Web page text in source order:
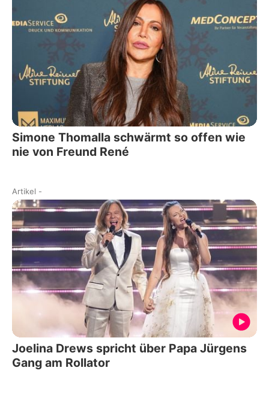
Simone Thomalla schwärmt so offen wie
nie von Freund René
Artikel -
Joelina Drews spricht über Papa Jürgens
Gang am Rollator